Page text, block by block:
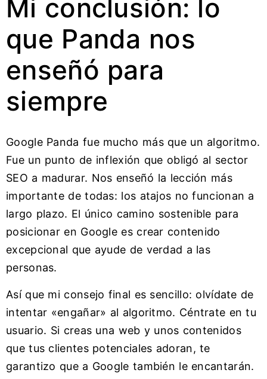
Mi conclusión: lo
que Panda nos
enseñó para
siempre
Google Panda fue mucho más que un algoritmo.
Fue un punto de inflexión que obligó al sector
SEO a madurar. Nos enseñó la lección más
importante de todas: los atajos no funcionan a
largo plazo. El único camino sostenible para
posicionar en Google es crear contenido
excepcional que ayude de verdad a las
personas.
Así que mi consejo final es sencillo: olvídate de
intentar «engañar» al algoritmo. Céntrate en tu
usuario. Si creas una web y unos contenidos
que tus clientes potenciales adoran, te
garantizo que a Google también le encantarán.